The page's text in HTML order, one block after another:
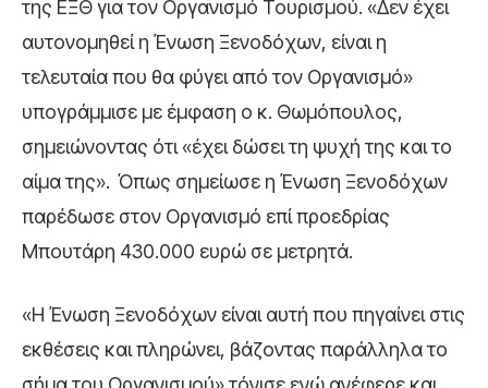
της ΕΞΘ για τον Οργανισμό Τουρισμού. «Δεν έχει
αυτονομηθεί η Ένωση Ξενοδόχων, είναι η
τελευταία που θα φύγει από τον Οργανισμό»
υπογράμμισε με έμφαση ο κ. Θωμόπουλος,
σημειώνοντας ότι «έχει δώσει τη ψυχή της και το
αίμα της». Όπως σημείωσε η Ένωση Ξενοδόχων
παρέδωσε στον Οργανισμό επί προεδρίας
Μπουτάρη 430.000 ευρώ σε μετρητά.
«Η Ένωση Ξενοδόχων είναι αυτή που πηγαίνει στις
εκθέσεις και πληρώνει, βάζοντας παράλληλα το